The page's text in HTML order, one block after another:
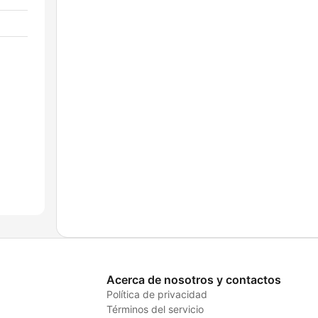
Acerca de nosotros y contactos
Política de privacidad
Términos del servicio